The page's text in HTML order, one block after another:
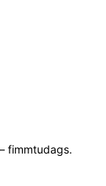
fimmtudags.